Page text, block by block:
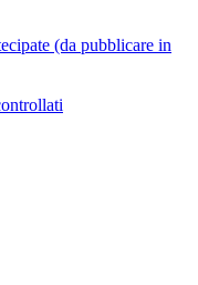
(da pubblicare in